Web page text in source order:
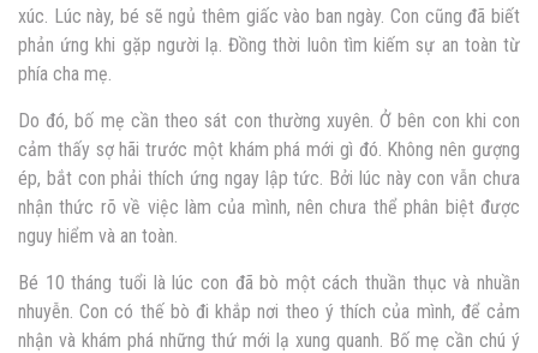
xúc. Lúc này, bé sẽ ngủ thêm giấc vào ban ngày. Con cũng đã biết
phản ứng khi gặp người lạ. Đồng thời luôn tìm kiếm sự an toàn từ
phía cha mẹ.
Do đó, bố mẹ cần theo sát con thường xuyên. Ở bên con khi con
cảm thấy sợ hãi trước một khám phá mới gì đó. Không nên gượng
ép, bắt con phải thích ứng ngay lập tức. Bởi lúc này con vẫn chưa
nhận thức rõ về việc làm của mình, nên chưa thể phân biệt được
nguy hiểm và an toàn.
Bé 10 tháng tuổi là lúc con đã bò một cách thuần thục và nhuần
nhuyễn. Con có thế bò đi khắp nơi theo ý thích của mình, để cảm
nhận và khám phá những thứ mới lạ xung quanh. Bố mẹ cần chú ý